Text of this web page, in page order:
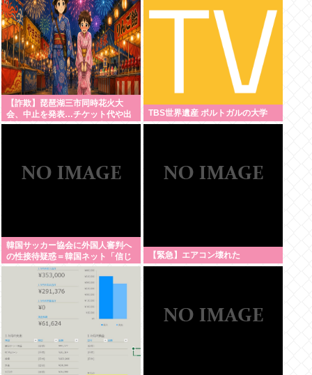
【詐欺】琵琶湖三市同時花火大
会、中止を発表…チケット代や出
店料の返金については明言せず
TBS世界遺産 ポルトガルの大学
韓国サッカー協会に外国人審判へ
の性接待疑惑＝韓国ネット「信じ
られない」「要求した審判もおか
【緊急】エアコン壊れた